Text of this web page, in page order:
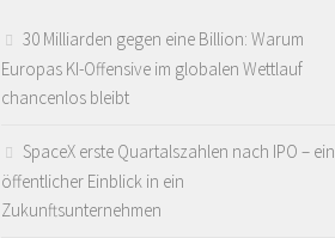
30 Milliarden gegen eine Billion: Warum
Europas KI-Offensive im globalen Wettlauf
chancenlos bleibt
SpaceX erste Quartalszahlen nach IPO – ein
öffentlicher Einblick in ein
Zukunftsunternehmen